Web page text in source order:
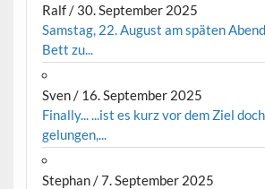
Ralf/ 30. September 2025
Samstag, 22. August am späten
Bett zu...
Sven/ 16. September 2025
Finally... ...ist es kurz vor dem Ziel
gelungen,...
Stephan/7. September 2025